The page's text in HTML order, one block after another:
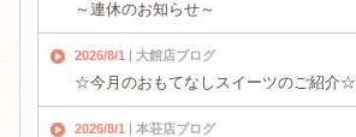
～連休のお知らせ～
2026/8/1 大館店ブログ
☆今月のおもてなしスイーツのご紹介☆
2026/8/1 本荘店ブログ